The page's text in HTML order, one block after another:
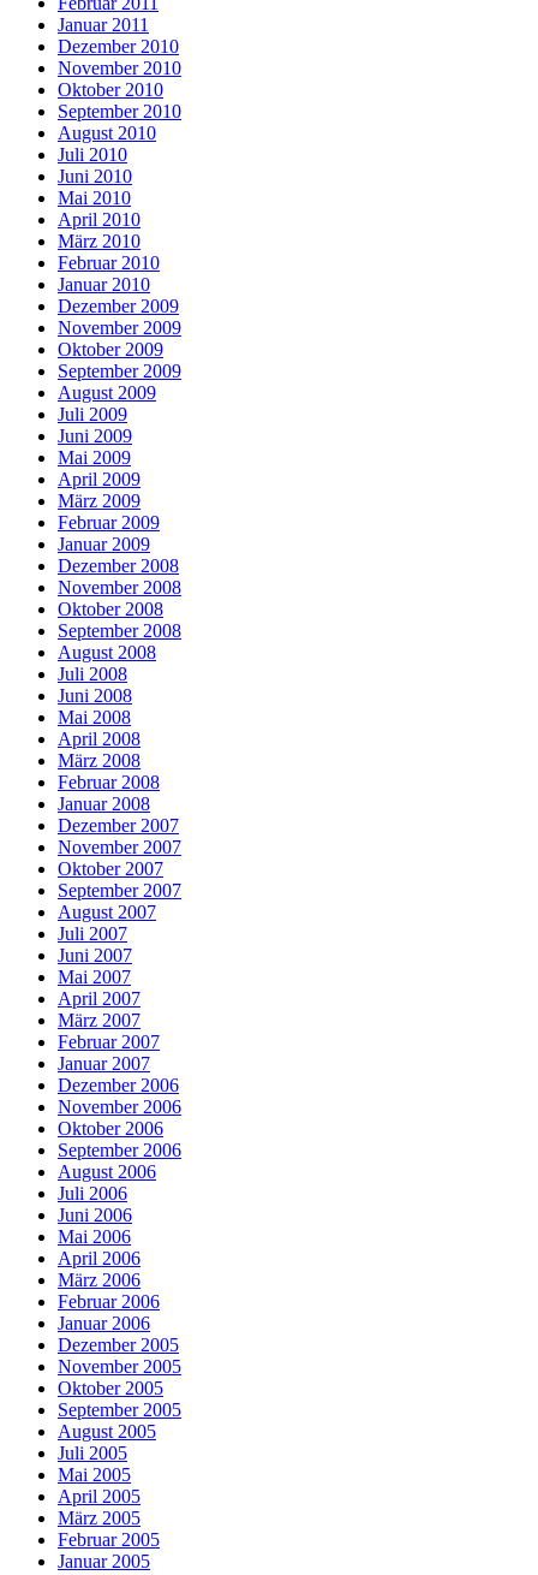
Januar 2011
Dezember 2010
November 2010
Oktober 2010
September 2010
August 2010
Juli 2010
Juni 2010
Mai 2010
April 2010
März 2010
Februar 2010
Januar 2010
Dezember 2009
November 2009
Oktober 2009
September 2009
August 2009
Juli 2009
Juni 2009
Mai 2009
April 2009
März 2009
Februar 2009
Januar 2009
Dezember 2008
November 2008
Oktober 2008
September 2008
August 2008
Juli 2008
Juni 2008
Mai 2008
April 2008
März 2008
Februar 2008
Januar 2008
Dezember 2007
November 2007
Oktober 2007
September 2007
August 2007
Juli 2007
Juni 2007
Mai 2007
April 2007
März 2007
Februar 2007
Januar 2007
Dezember 2006
November 2006
Oktober 2006
September 2006
August 2006
Juli 2006
Juni 2006
Mai 2006
April 2006
März 2006
Februar 2006
Januar 2006
Dezember 2005
November 2005
Oktober 2005
September 2005
August 2005
Juli 2005
Mai 2005
April 2005
März 2005
Februar 2005
Januar 2005